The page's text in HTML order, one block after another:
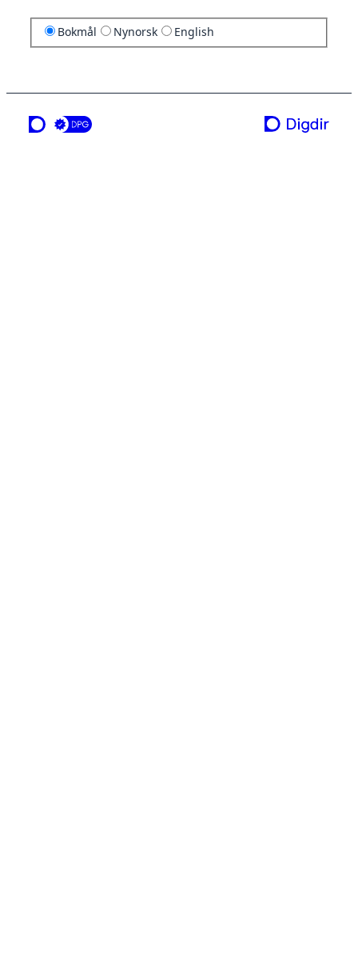
Bokmål Nynorsk English